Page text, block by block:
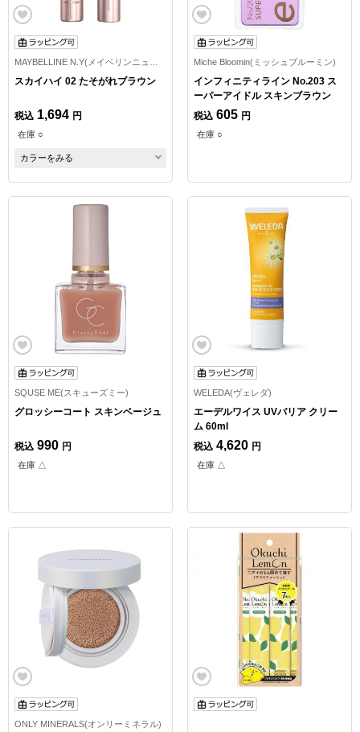
スカイハイ 02 たそがれブラウン
税込 1,694 円
在庫 ○
カラーをみる
Miche Bloomin(ミッシュブルーミン)
インフィニティライン No.203 ス
ーパーアイドル スキンブラウン
税込 605 円
在庫 ○
SQUSE ME(スキューズミー)
グロッシーコート スキンベージュ
税込 990 円
在庫 △
WELEDA(ヴェレダ)
エーデルワイス UVバリア クリー
ム 60ml
税込 4,620 円
在庫 △
ONLY MINERALS(オンリーミネラル)